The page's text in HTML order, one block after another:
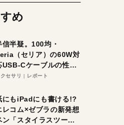
め
信半疑。100均・
（セリア）の60W対
USB-Cケーブルの性能
検証。超コスパの1本を
セサリ レポート
にもiPadにも書ける!?
レコム×ゼブラの新発想
ン「スタイラスツーウ